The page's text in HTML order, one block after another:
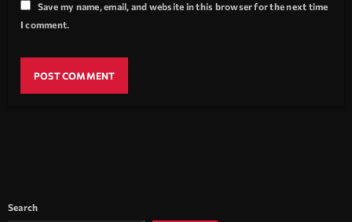
Save my name, email, and website in this browser for the next time
I comment.
Search